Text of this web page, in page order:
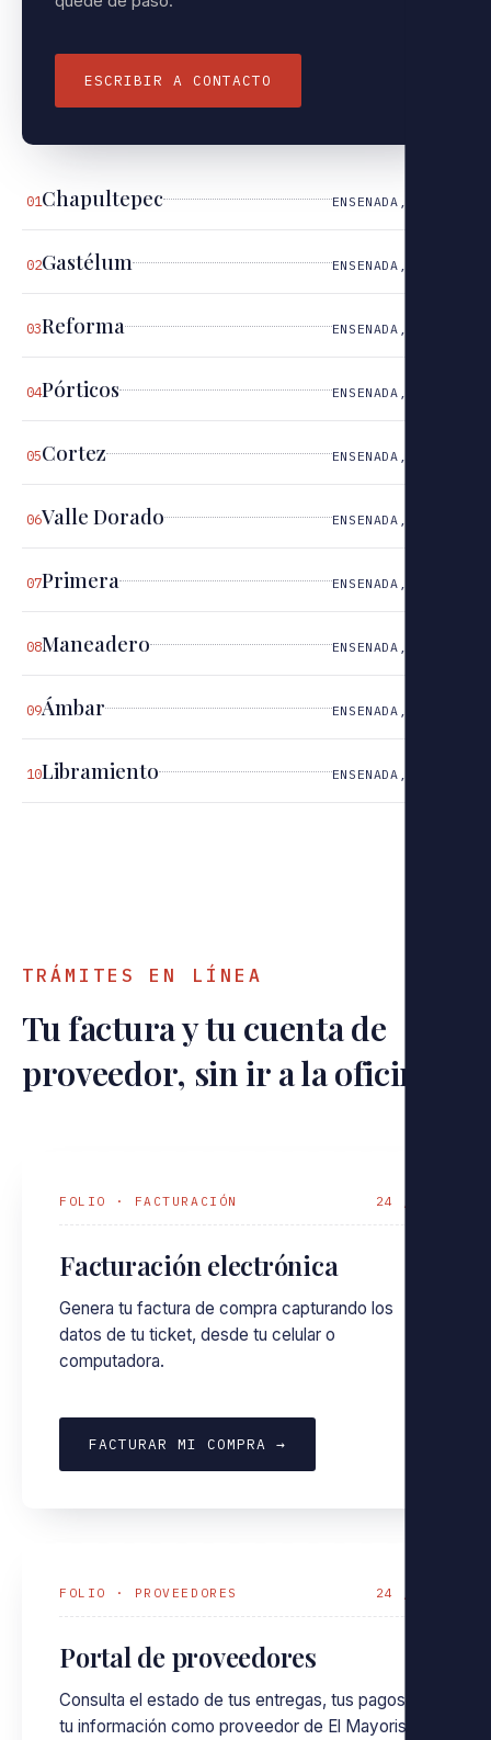
01Chapultepec ENSENADA, B.C.
02Gastélum ENSENADA, B.C.
03Reforma ENSENADA, B.C.
04Pórticos ENSENADA, B.C.
05Cortez ENSENADA, B.C.
06Valle Dorado ENSENADA, B.C.
07Primera ENSENADA, B.C.
08Maneadero ENSENADA, B.C.
09Ámbar ENSENADA, B.C.
10Libramiento ENSENADA, B.C.
ESCRIBIR A CONTACTO
TRÁMITES EN LÍNEA
Tu factura y tu cuenta de
proveedor, sin ir a la oficina.
FOLIO · FACTURACIÓN 24 / 7
Facturación electrónica
Genera tu factura de compra capturando los
datos de tu ticket, desde tu celular o
computadora.
FACTURAR MI COMPRA →
FOLIO · PROVEEDORES 24 / 7
Portal de proveedores
Consulta el estado de tus entregas, tus pagos y
tu información como proveedor de El Mayorista